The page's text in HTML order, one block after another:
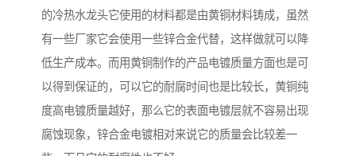
的冷热水龙头它使用的材料都是由黄铜材料铸成，虽然
有一些厂家它会使用一些锌合金代替，这样做就可以降
低生产成本。而用黄铜制作的产品电镀质量方面也是可
以得到保证的，可以它的耐腐时间也是比较长，黄铜纯
度高电镀质量越好，那么它的表面电镀层就不容易出现
腐蚀现象，锌合金电镀相对来说它的质量会比较差一